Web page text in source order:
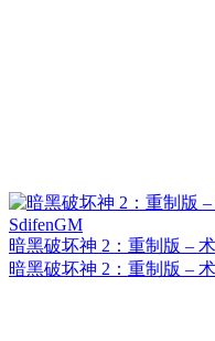
暗黑破坏神 2：重制版 –
暗黑破坏神 2：重制版 –